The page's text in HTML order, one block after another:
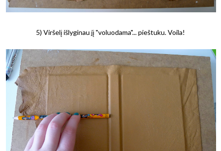
5) Viršelį išlyginau jį "voluodama"... pieštuku. Voila!